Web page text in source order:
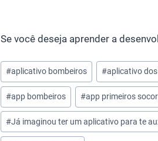
Se você deseja aprender a
Tags
do
Post:
#aplicativo bombeiros #aplicativo
#app bombeiros #app primeiros
#Já imaginou ter um aplicativo para te